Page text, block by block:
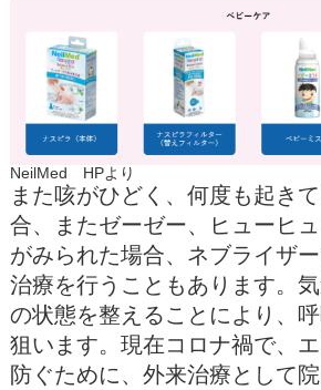
NeilMed HPより
また咳がひどく、何度も起き
合、またゼーゼー、ヒューヒ
がみられた場合、ネブライザ
治療を行うこともあります。
の状態を整えることにより、
狙います。現在コロナ禍で、
防ぐために、外来治療として